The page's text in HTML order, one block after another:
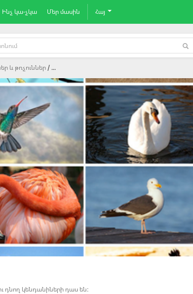
Ինչ կա-չկա Մեր մասին Հայ
և թռչուններ ...
դնող կենդանիների դաս են: